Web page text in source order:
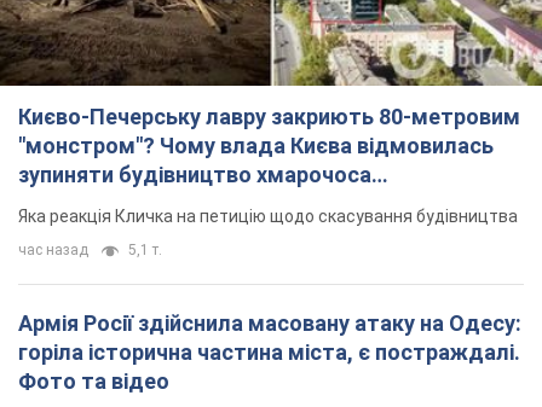
Києво-Печерську лавру закриють 80-метровим
"монстром"? Чому влада Києва відмовилась
зупиняти будівництво хмарочоса
"московського вірянина"
Яка реакція Кличка на петицію щодо скасування будівництва
час назад 5,1 т.
Армія Росії здійснила масовану атаку на Одесу:
горіла історична частина міста, є постраждалі.
Фото та відео